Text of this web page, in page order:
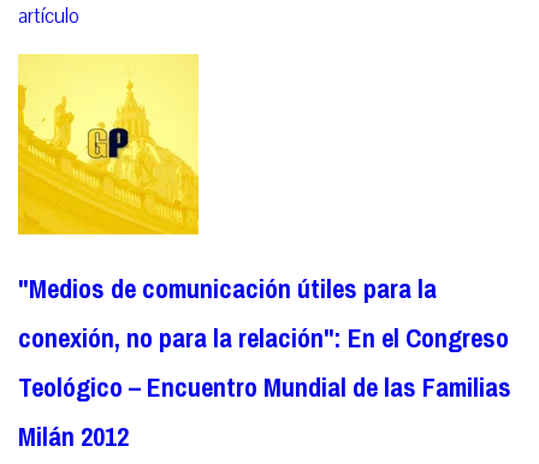
artículo
"Medios de comunicación útiles para la
conexión, no para la relación": En el Congreso
Teológico – Encuentro Mundial de las Familias
Milán 2012